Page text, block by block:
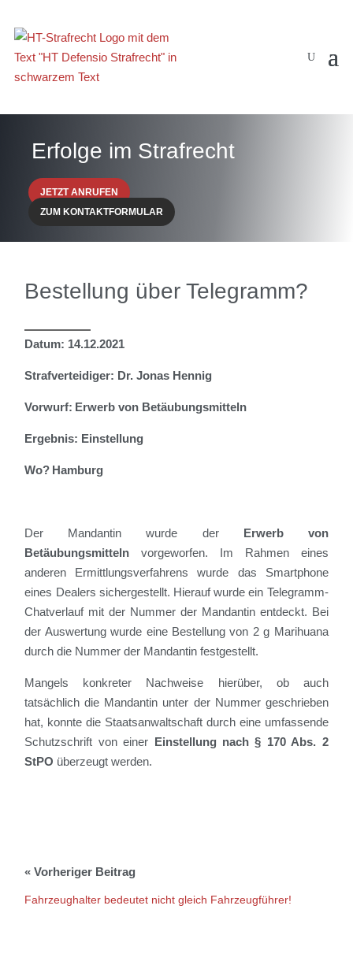
Erfolge im Strafrecht
JETZT ANRUFEN
ZUM KONTAKTFORMULAR
Bestellung über Telegramm?
Datum: 14.12.2021
Strafverteidiger: Dr. Jonas Hennig
Vorwurf: Erwerb von Betäubungsmitteln
Ergebnis: Einstellung
Wo? Hamburg
Der Mandantin wurde der Erwerb von
Betäubungsmitteln vorgeworfen. Im Rahmen eines
anderen Ermittlungsverfahrens wurde das Smartphone
eines Dealers sichergestellt. Hierauf wurde ein Telegramm-
Chatverlauf mit der Nummer der Mandantin entdeckt. Bei
der Auswertung wurde eine Bestellung von 2 g Marihuana
durch die Nummer der Mandantin festgestellt.
Mangels konkreter Nachweise hierüber, ob auch
tatsächlich die Mandantin unter der Nummer geschrieben
hat, konnte die Staatsanwaltschaft durch eine umfassende
Schutzschrift von einer Einstellung nach § 170 Abs. 2
StPO überzeugt werden.
Fahrzeughalter bedeutet nicht gleich Fahrzeugführer!